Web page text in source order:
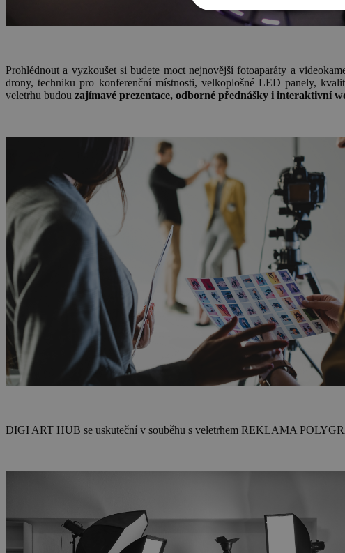
Prohlédnout a vyzkoušet si budete moct nejnovější fotoaparáty a
drony, techniku pro konferenční místnosti, velkoplošné LED panely,
veletrhu budou zajímavé prezentace, odborné přednášky i interaktivní
DIGI ART HUB se uskuteční v souběhu s veletrhem REKLAMA